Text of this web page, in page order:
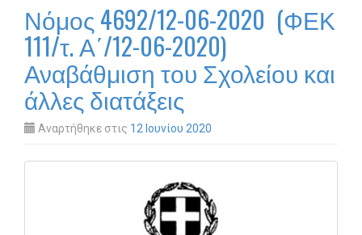
Νόμος 4692/12-06-2020 (ΦΕΚ
111/τ. Α΄/12-06-2020)
Αναβάθμιση του Σχολείου και
άλλες διατάξεις
Αναρτήθηκε στις 12 Ιουνίου 2020